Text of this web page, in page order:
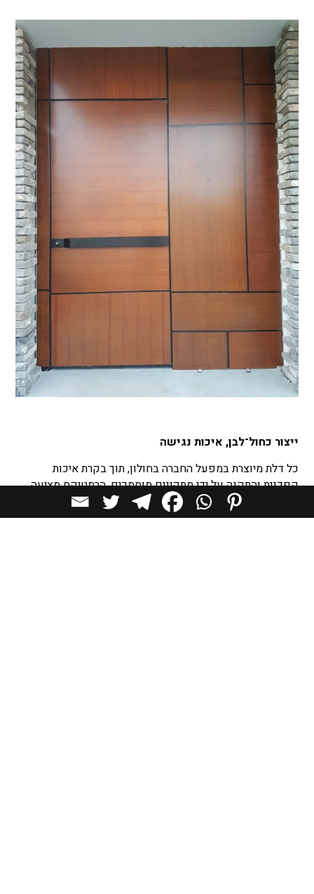
ייצור כחול־לבן, איכות נגישה
כל דלת מיוצרת במפעל החברה בחולון, תוך בקרת איכות
קפדנית והתקנה על ידי מתקינים מוסמכים. הרמטיקס מציעה
פתרונות לכל קנה מידה – מדלתות יוקרה לפרויקטי היי־אנד ועד
דלתות ביטחון איכותיות ונגישות תקציבית, כולן עם אותה רמת